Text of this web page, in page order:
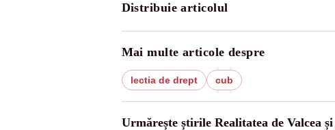
Distribuie articolul
Mai multe articole despre
lectia de drept cub
Urmărește știrile Realitatea de Valcea și